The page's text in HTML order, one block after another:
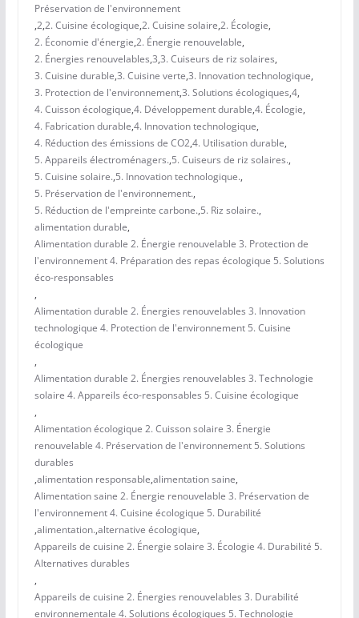
Préservation de l'environnement
,2,2. Cuisine écologique,2. Cuisine solaire,2. Écologie,
2. Économie d'énergie,2. Énergie renouvelable,
2. Énergies renouvelables,3,3. Cuiseurs de riz solaires,
3. Cuisine durable,3. Cuisine verte,3. Innovation technologique,
3. Protection de l'environnement,3. Solutions écologiques,4,
4. Cuisson écologique,4. Développement durable,4. Écologie,
4. Fabrication durable,4. Innovation technologique,
4. Réduction des émissions de CO2,4. Utilisation durable,
5. Appareils électroménagers.,5. Cuiseurs de riz solaires.,
5. Cuisine solaire.,5. Innovation technologique.,
5. Préservation de l'environnement.,
5. Réduction de l'empreinte carbone.,5. Riz solaire.,
alimentation durable,
Alimentation durable 2. Énergie renouvelable 3. Protection de
l'environnement 4. Préparation des repas écologique 5. Solutions
éco-responsables
,
Alimentation durable 2. Énergies renouvelables 3. Innovation
technologique 4. Protection de l'environnement 5. Cuisine
écologique
,
Alimentation durable 2. Énergies renouvelables 3. Technologie
solaire 4. Appareils éco-responsables 5. Cuisine écologique
,
Alimentation écologique 2. Cuisson solaire 3. Énergie
renouvelable 4. Préservation de l'environnement 5. Solutions
durables
,alimentation responsable,alimentation saine,
Alimentation saine 2. Énergie renouvelable 3. Préservation de
l'environnement 4. Cuisine écologique 5. Durabilité
,alimentation.,alternative écologique,
Appareils de cuisine 2. Énergie solaire 3. Écologie 4. Durabilité 5.
Alternatives durables
,
Appareils de cuisine 2. Énergies renouvelables 3. Durabilité
environnementale 4. Solutions écologiques 5. Technologie